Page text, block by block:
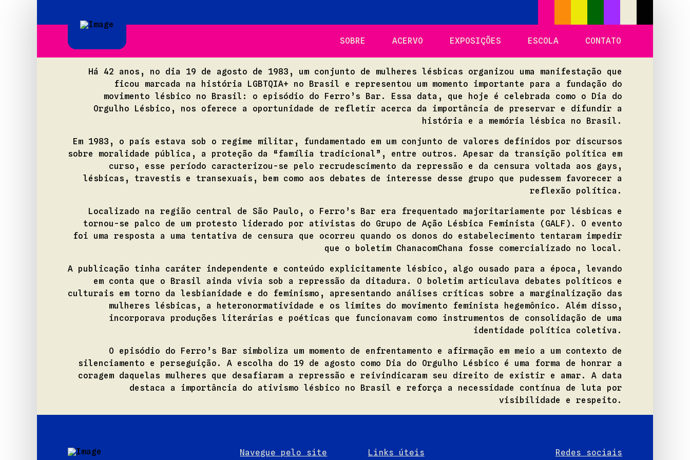
SOBRE ACERVO EXPOSIÇÕES ESCOLA CONTATO
Há 42 anos, no dia 19 de agosto de 1983, um conjunto de mulheres lésbicas organizou uma manifestação que
ficou marcada na história LGBTQIA+ no Brasil e representou um momento importante para a fundação do
movimento lésbico no Brasil: o episódio do Ferro’s Bar. Essa data, que hoje é celebrada como o Dia do
Orgulho Lésbico, nos oferece a oportunidade de refletir acerca da importância de preservar e difundir a
história e a memória lésbica no Brasil.
Em 1983, o país estava sob o regime militar, fundamentado em um conjunto de valores definidos por discursos
sobre moralidade pública, a proteção da “família tradicional”, entre outros. Apesar da transição política em
curso, esse período caracterizou-se pelo recrudescimento da repressão e da censura voltada aos gays,
lésbicas, travestis e transexuais, bem como aos debates de interesse desse grupo que pudessem favorecer a
reflexão política.
Localizado na região central de São Paulo, o Ferro’s Bar era frequentado majoritariamente por lésbicas e
tornou-se palco de um protesto liderado por ativistas do Grupo de Ação Lésbica Feminista (GALF). O evento
foi uma resposta a uma tentativa de censura que ocorreu quando os donos do estabelecimento tentaram impedir
que o boletim ChanacomChana fosse comercializado no local.
A publicação tinha caráter independente e conteúdo explicitamente lésbico, algo ousado para a época, levando
em conta que o Brasil ainda vivia sob a repressão da ditadura. O boletim articulava debates políticos e
culturais em torno da lesbianidade e do feminismo, apresentando análises críticas sobre a marginalização das
mulheres lésbicas, a heteronormatividade e os limites do movimento feminista hegemônico. Além disso,
incorporava produções literárias e poéticas que funcionavam como instrumentos de consolidação de uma
identidade política coletiva.
O episódio do Ferro’s Bar simboliza um momento de enfrentamento e afirmação em meio a um contexto de
silenciamento e perseguição. A escolha do 19 de agosto como Dia do Orgulho Lésbico é uma forma de honrar a
coragem daquelas mulheres que desafiaram a repressão e reivindicaram seu direito de existir e amar. A data
destaca a importância do ativismo lésbico no Brasil e reforça a necessidade contínua de luta por
visibilidade e respeito.
Navegue pelo site Links úteis Redes sociais